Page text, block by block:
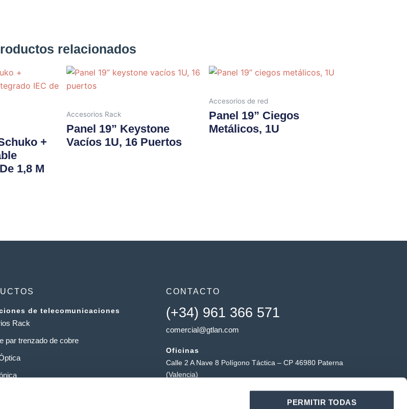
PERMITIR TODAS
relacionados
+
1,8 M
Accesorios Rack
Panel 19” Keystone
Vacíos 1U, 16 Puertos
Accesorios de red
Panel 19” Ciegos
Metálicos, 1U
de telecomunicaciones
Rack
par trenzado de cobre
CONTACTO
(+34) 961 366 571
comercial@gtlan.com
Oficinas
Calle 2 A Nave 8 Polígono Táctica – CP 46980 Paterna
(Valencia)
Polígono Industrial Táctica, Carrer Forners, 18, 46980